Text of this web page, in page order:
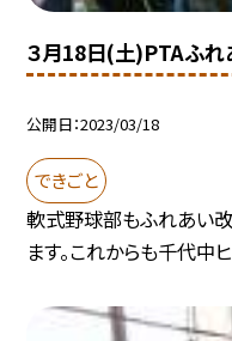
３月18日(土)PTAふれ
公開日 2023/03/18
できごと
軟式野球部もふれあい
ます。これからも千代中